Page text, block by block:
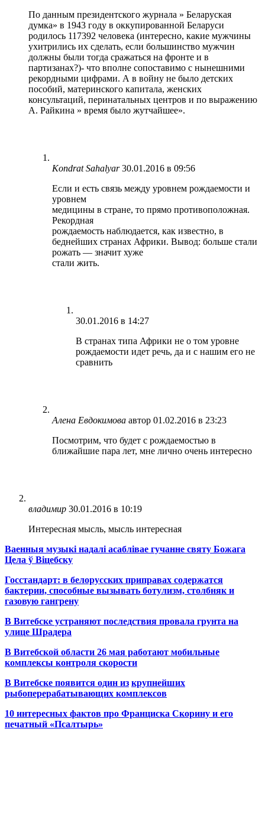
По данным президентского журнала » Беларуская
думка» в 1943 году в оккупированной Беларуси
родилось 117392 человека (интересно, какие мужчины
ухитрились их сделать, если большинство мужчин
должны были тогда сражаться на фронте и в
партизанах?)- что вполне сопоставимо с нынешними
рекордными цифрами. А в войну не было детских
пособий, материнского капитала, женских
консультаций, перинатальных центров и по выражению
А. Райкина » время было жутчайшее».
Kondrat Sahalyar 30.01.2016 в 09:56
Если и есть связь между уровнем рождаемости и
уровнем
медицины в стране, то прямо противоположная.
Рекордная
рождаемость наблюдается, как известно, в
беднейших странах Африки. Вывод: больше стали
рожать — значит хуже
стали жить.
30.01.2016 в 14:27
В странах типа Африки не о том уровне
рождаемости идет речь, да и с нашим его не
сравнить
Алена Евдокимова автор 01.02.2016 в 23:23
Посмотрим, что будет с рождаемостью в
ближайшие пара лет, мне лично очень интересно
владимир 30.01.2016 в 10:19
Интересная мысль, мысль интересная
Ваенныя музыкі надалі асаблівае гучанне святу Божага
Цела ў Віцебску
Госстандарт: в белорусских приправах содержатся
бактерии, способные вызывать ботулизм, столбняк и
газовую гангрену
В Витебске устраняют последствия провала грунта на
улице Шрадера
В Витебской области 26 мая работают мобильные
комплексы контроля скорости
В Витебске появится один из крупнейших
рыбоперерабатывающих комплексов
10 интересных фактов про Франциска Скорину и его
печатный «Псалтырь»